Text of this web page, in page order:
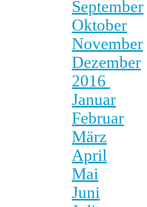
September
Oktober
November
Dezember
2016
Januar
Februar
März
April
Mai
Juni